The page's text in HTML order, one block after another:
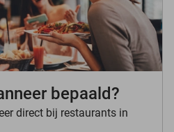
bepaald?
direct bij restaurants in